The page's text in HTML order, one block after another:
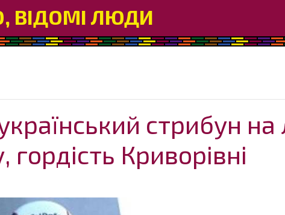
ВІДОМІ ЛЮДИ
стрибун на
гордість Криворівні